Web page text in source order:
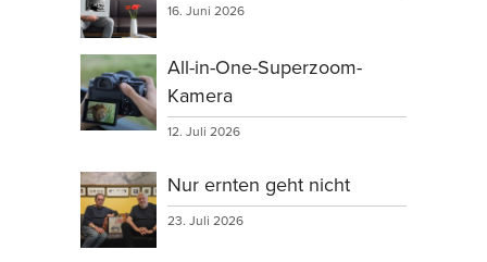
16. Juni 2026
All-in-One-Superzoom-
Kamera
12. Juli 2026
Nur ernten geht nicht
23. Juli 2026